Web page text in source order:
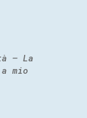
– La
mio